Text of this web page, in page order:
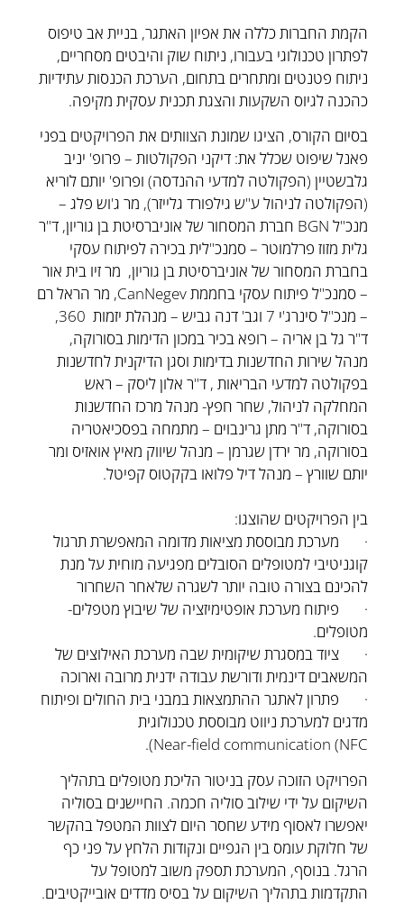
הקמת החברות כללה את אפיון האתגר, בניית אב טיפוס
לפתרון טכנולוגי בעבורו, ניתוח שוק והיבטים מסחריים,
ניתוח פטנטים ומתחרים בתחום, הערכת הכנסות עתידיות
כהכנה לגיוס השקעות והצגת תכנית עסקית מקיפה.
בסיום הקורס, הציגו שמונת הצוותים את הפרויקטים בפני
פאנל שיפוט שכלל את: דיקני הפקולטות – פרופ' יניב
גלבשטיין (הפקולטה למדעי ההנדסה) ופרופ' יותם לוריא
(הפקולטה לניהול ע"ש גילפורד גלייזר), מר ג'וש פלג –
מנכ"ל BGN חברת המסחור של אוניברסיטת בן גוריון, ד"ר
גלית מזוז פרלמוטר – סמנכ"לית בכירה לפיתוח עסקי
בחברת המסחור של אוניברסיטת בן גוריון, מר זיו בית אור
– סמנכ"ל פיתוח עסקי בחממת CanNegev, מר הראל רם
– מנכ"ל סינרג'י 7 וגב' דנה גביש – מנהלת יזמות 360,
ד"ר גל בן אריה – רופא בכיר במכון הדימות בסורוקה,
מנהל שירות החדשנות בדימות וסגן הדיקנית לחדשנות
בפקולטה למדעי הבריאות , ד"ר אלון ליסק – ראש
המחלקה לניהול, שחר חפץ- מנהל מרכז החדשנות
בסורוקה, ד"ר מתן גרינבוים – מתמחה בפסכיאטריה
בסורוקה, מר ירדן שגרמן – מנהל שיווק מאיץ אואזיס ומר
יותם שוורץ – מנהל דיל פלואו בקקטוס קפיטל.
בין הפרויקטים שהוצגו:
· מערכת מבוססת מציאות מדומה המאפשרת תרגול
קוגניטיבי למטופלים הסובלים מפגיעה מוחית על מנת
להכינם בצורה טובה יותר לשגרה שלאחר השחרור
· פיתוח מערכת אופטימיזציה של שיבוץ מטפלים-
מטופלים.
· ציוד במסגרת שיקומית שבה מערכת האילוצים של
המשאבים דינמית ודורשת עבודה ידנית מרובה וארוכה
· פתרון לאתגר ההתמצאות במבני בית החולים ופיתוח
מדגים למערכת ניווט מבוססת טכנולוגית
Near-field communication (NFC).
הפרויקט הזוכה עסק בניטור הליכת מטופלים בתהליך
השיקום על ידי שילוב סוליה חכמה. החיישנים בסוליה
יאפשרו לאסוף מידע שחסר היום לצוות המטפל בהקשר
של חלוקת עומס בין הגפיים ונקודות הלחץ על פני כף
הרגל. בנוסף, המערכת תספק משוב למטופל על
התקדמות בתהליך השיקום על בסיס מדדים אובייקטיבים.